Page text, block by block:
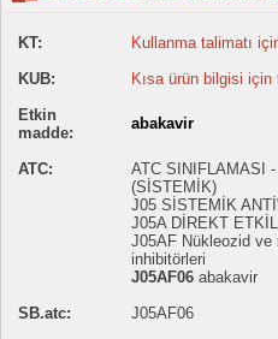
KT:
Kullanma talimatı
KUB:
Kısa ürün bilgisi için
Etkin
madde:
abakavir
ATC:
ATC SINIFLAMASI
(SİSTEMİK)
J05 SİSTEMİK
J05A DİREKT
J05AF Nükleozid ve
inhibitörleri
J05AF06 abakavir
SB.atc:
J05AF06